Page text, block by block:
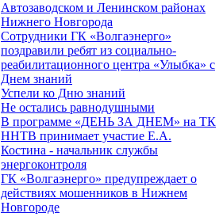
Автозаводском и Ленинском районах
Нижнего Новгорода
Сотрудники ГК «Волгаэнерго»
поздравили ребят из социально-
реабилитационного центра «Улыбка» с
Днем знаний
Успели ко Дню знаний
Не остались равнодушными
В программе «ДЕНЬ ЗА ДНЕМ» на ТК
ННТВ принимает участие Е.А.
Костина - начальник службы
энергоконтроля
ГК «Волгаэнерго» предупреждает о
действиях мошенников в Нижнем
Новгороде